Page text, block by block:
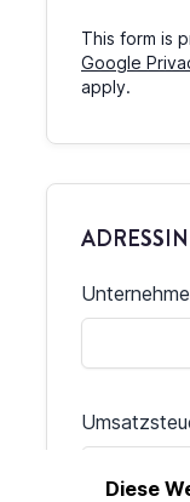
This form is
Google
apply.
Diese